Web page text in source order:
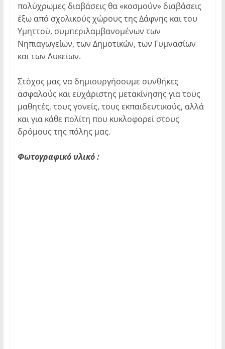
πολύχρωμες διαβάσεις θα «κοσμούν» διαβάσεις
έξω από σχολικούς χώρους της Δάφνης και του
Υμηττού, συμπεριλαμβανομένων των
Νηπιαγωγείων, των Δημοτικών, των Γυμνασίων
και των Λυκείων.
Στόχος μας να δημιουργήσουμε συνθήκες
ασφαλούς και ευχάριστης μετακίνησης για τους
μαθητές, τους γονείς, τους εκπαιδευτικούς, αλλά
και για κάθε πολίτη που κυκλοφορεί στους
δρόμους της πόλης μας.
Φωτογραφικό υλικό :